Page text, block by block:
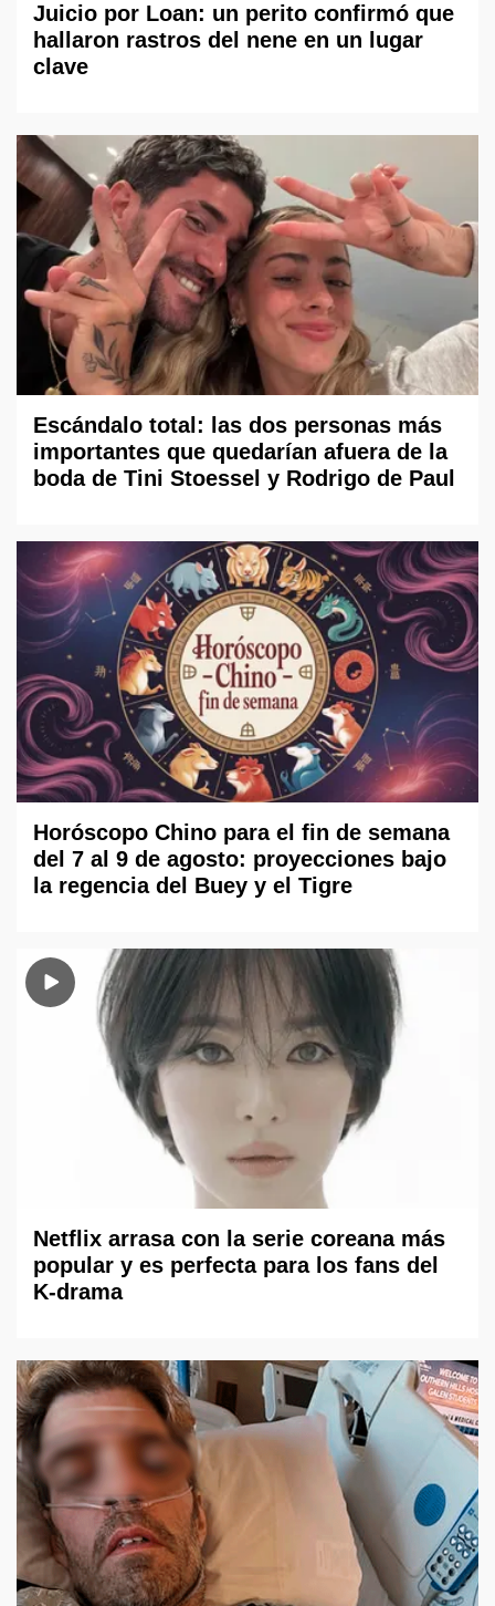
Juicio por Loan: un perito confirmó que
hallaron rastros del nene en un lugar
clave
Escándalo total: las dos personas más
importantes que quedarían afuera de la
boda de Tini Stoessel y Rodrigo de Paul
Horóscopo Chino para el fin de semana
del 7 al 9 de agosto: proyecciones bajo
la regencia del Buey y el Tigre
Netflix arrasa con la serie coreana más
popular y es perfecta para los fans del
K-drama